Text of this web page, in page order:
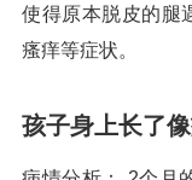
使得原本脱皮的腿
瘙痒等症状。
孩子身上长了